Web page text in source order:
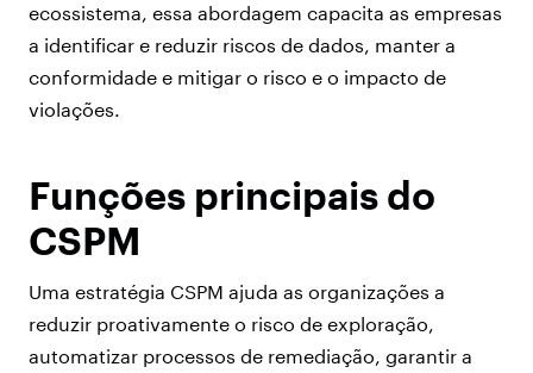
ecossistema, essa abordagem capacita as empresas
a identificar e reduzir riscos de dados, manter a
conformidade e mitigar o risco e o impacto de
violações.
Funções principais do
CSPM
Uma estratégia CSPM ajuda as organizações a
reduzir proativamente o risco de exploração,
automatizar processos de remediação, garantir a